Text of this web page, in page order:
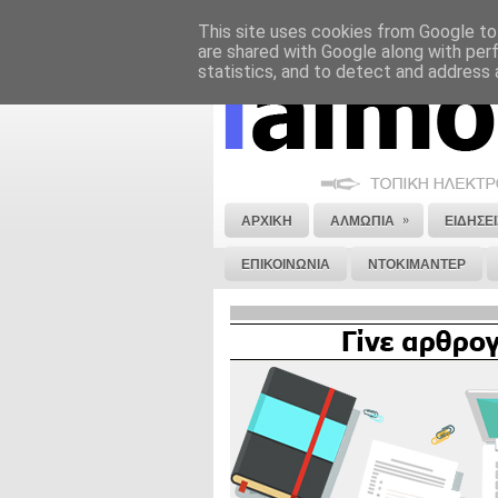
ΝΟΜΙΚΗ ΣΗΜΕΙΩΣΗ ΔΙΑΦΗΜΙΣΗ
ΑΡΧΙΚΗ ΑΛΜΩΠΙΑ »
ΕΠΙΚΟΙΝΩΝΙΑ ΝΤΟΚΙΜΑΝΤΕΡ
This site uses cookies from Google
are shared with Google along with
statistics, and to detect and address